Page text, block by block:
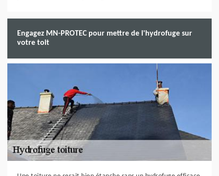
Engagez MN-PROTEC pour mettre de l'hydrofuge sur
votre toit